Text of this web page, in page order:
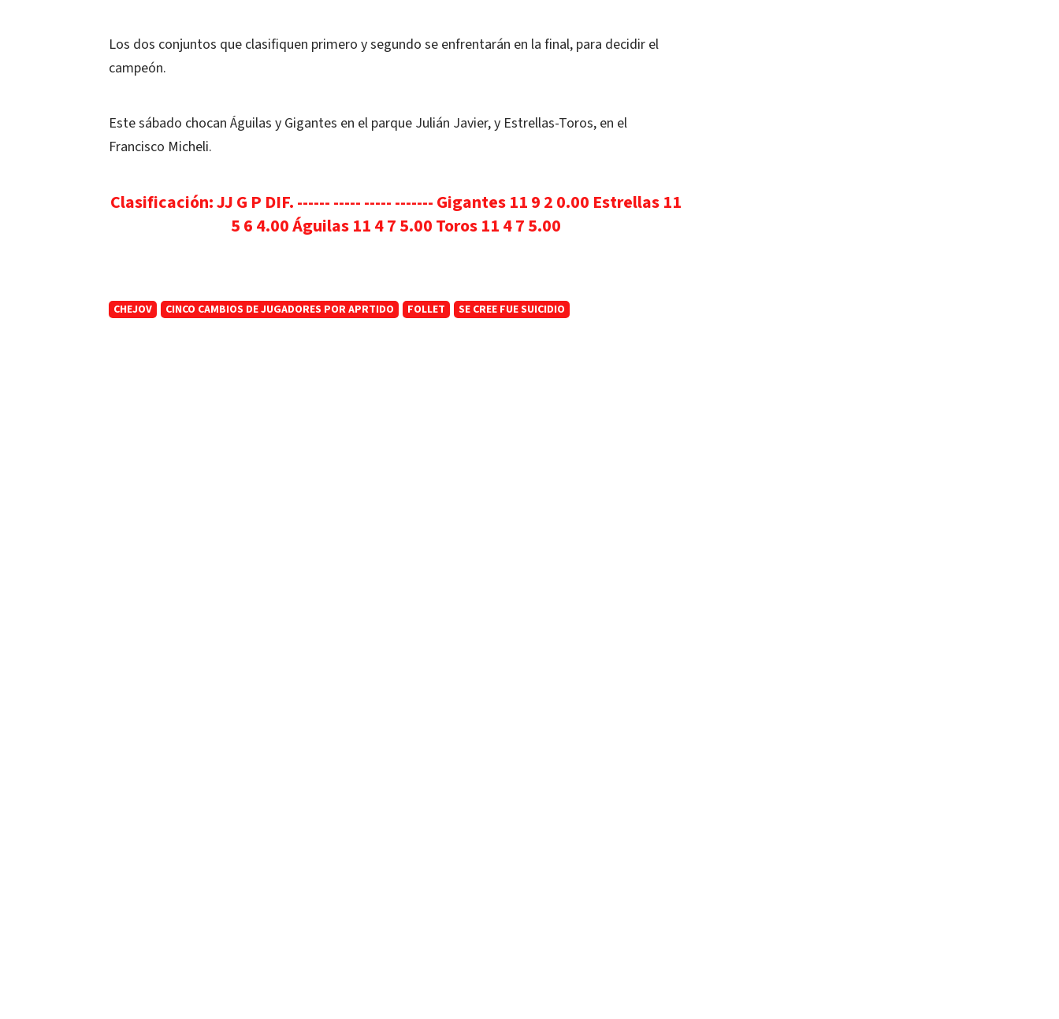
Los dos conjuntos que clasifiquen primero y segundo se enfrentarán en la final, para decidir el
campeón.
Este sábado chocan Águilas y Gigantes en el parque Julián Javier, y Estrellas-Toros, en el
Francisco Micheli.
Clasificación: JJ G P DIF. ------ ----- ----- ------- Gigantes 11 9 2 0.00 Estrellas 11
5 6 4.00 Águilas 11 4 7 5.00 Toros 11 4 7 5.00
CHEJOV CINCO CAMBIOS DE JUGADORES POR APRTIDO FOLLET SE CREE FUE SUICIDIO